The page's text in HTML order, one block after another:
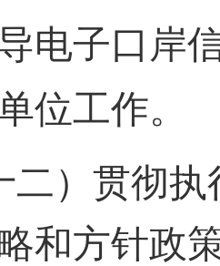
电子口岸
位工作。
二）贯彻
和方针政